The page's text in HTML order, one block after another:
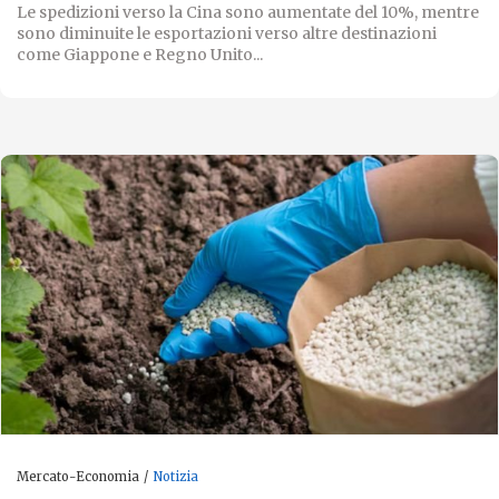
Le spedizioni verso la Cina sono aumentate del 10%, mentre
sono diminuite le esportazioni verso altre destinazioni
come Giappone e Regno Unito...
Mercato-Economia Notizia